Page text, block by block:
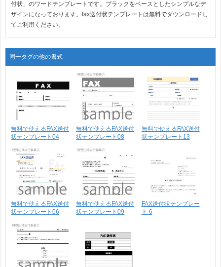
付状」のワードテンプレートです。ブラックをベースとしたシンプルなデ
ザインになっております。fax送付状テンプレートは無料でダウンロードし
てご利用ください。
同一タグの他の書式
無料で使えるFAX送付
状テンプレート04
無料で使えるFAX送付
状テンプレート08
無料で使えるFAX送付
状テンプレート13
無料で使えるFAX送付
状テンプレート06
無料で使えるFAX送付
状テンプレート09
FAX送付状テンプレー
ト 6